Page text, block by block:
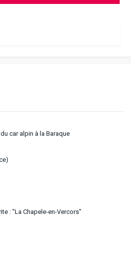
car alpin à la Baraque
: "La Chapele-en-Vercors"